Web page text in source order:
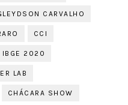
CARVALHO
CCI
IBGE 2020
LAB
CHÁCARA SHOW